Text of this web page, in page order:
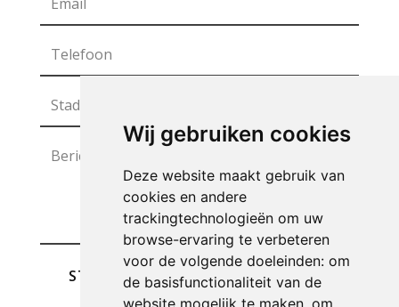
Wij gebruiken cookies
Deze website maakt gebruik van
cookies en andere
trackingtechnologieën om uw
browse-ervaring te verbeteren
voor de volgende doeleinden: om
de basisfunctionaliteit van de
website mogelijk te maken, om
STUREN